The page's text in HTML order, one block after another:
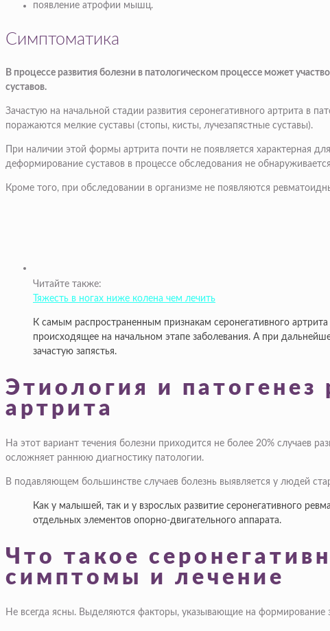
появление атрофии мышц.
Симптоматика
В процессе развития болезни в патологическом процессе может
суставов.
Зачастую на начальной стадии развития серонегативного артрита в
поражаются мелкие суставы (стопы, кисты, лучезапястные суставы).
При наличии этой формы артрита почти не появляется характерная
деформирование суставов в процессе обследования не
Кроме того, при обследовании в организме не появляются
Читайте также:
Тяжесть в ногах ниже колена чем лечить
К самым распространенным признакам серонегативного
происходящее на начальном этапе заболевания. А при
зачастую запястья.
Этиология и патогенез
артрита
На этот вариант течения болезни приходится не более 20% случаев
осложняет раннюю диагностику патологии.
В подавляющем большинстве случаев болезнь выявляется у людей
Как у малышей, так и у взрослых развитие серонегативного
отдельных элементов опорно-двигательного аппарата.
Что такое
симптомы и лечение
Не всегда ясны. Выделяются факторы, указывающие на формирование